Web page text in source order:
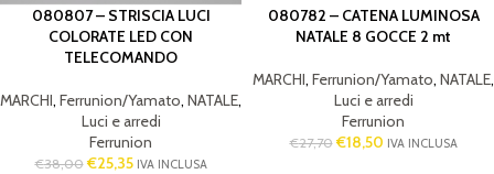
080807 – STRISCIA LUCI
COLORATE LED CON
TELECOMANDO
MARCHI, Ferrunion/Yamato, NATALE,
Luci e arredi
Ferrunion
€38,00 €25,35 IVA INCLUSA
080782 – CATENA LUMINOSA
NATALE 8 GOCCE 2 mt
MARCHI, Ferrunion/Yamato, NATALE,
Luci e arredi
Ferrunion
€27,70 €18,50 IVA INCLUSA